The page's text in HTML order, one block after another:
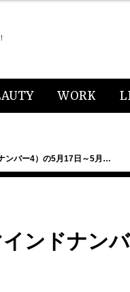
WORK
ンバー4）の5月17日～5月…
ンドナン